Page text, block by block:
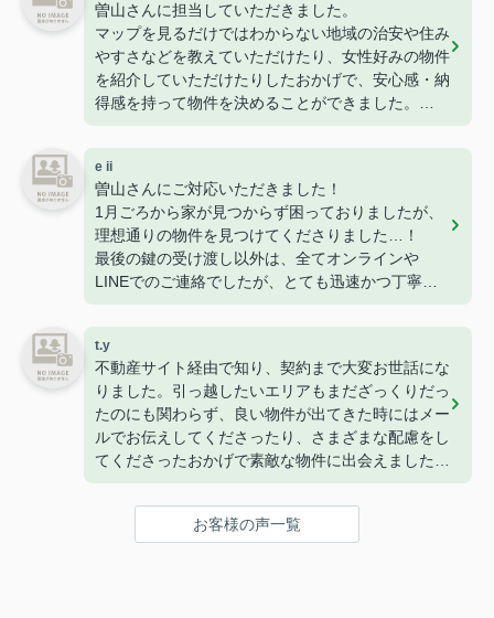
曽山さんに担当していただきました。
マップを見るだけではわからない地域の治安や住み
やすさなどを教えていただけたり、女性好みの物件
を紹介していただけたりしたおかげで、安心感・納
得感を持って物件を決めることができました。
です。
ありがとうございました！
e ii
曽山さんにご対応いただきました！
1月ごろから家が見つからず困っておりましたが、
理想通りの物件を見つけてくださりました…！
最後の鍵の受け渡し以外は、全てオンラインや
LINEでのご連絡でしたが、とても迅速かつ丁寧に
長年不動産にお勤めされているとのことで、知識も
豊富で色んなご相談にも乗ってくださります。
また家を探すときはぜひお願いします！
t.y
不動産サイト経由で知り、契約まで大変お世話にな
りました。引っ越したいエリアもまだざっくりだっ
たのにも関わらず、良い物件が出てきた時にはメー
ルでお伝えしてくださったり、さまざまな配慮をし
てくださったおかげで素敵な物件に出会えました
また、担当してくださった曽山さんは来店するまで
のメールが丁寧で、とても安心してやりとりするこ
お客様の声一覧